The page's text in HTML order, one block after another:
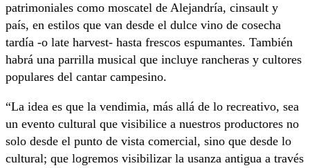
patrimoniales como moscatel de Alejandría, cinsault y
país, en estilos que van desde el dulce vino de cosecha
tardía -o late harvest- hasta frescos espumantes. También
habrá una parrilla musical que incluye rancheras y cultores
populares del cantar campesino.
“La idea es que la vendimia, más allá de lo recreativo, sea
un evento cultural que visibilice a nuestros productores no
solo desde el punto de vista comercial, sino que desde lo
cultural; que logremos visibilizar la usanza antigua a través